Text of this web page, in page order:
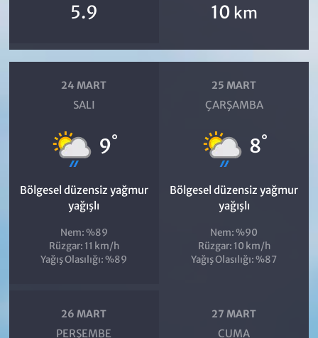
5.9 10 km
24 MART
SALI
9°
Bölgesel düzensiz yağmur
yağışlı
Nem: %89
Rüzgar: 11 km/h
Yağış Olasılığı: %89
25 MART
ÇARŞAMBA
8°
Bölgesel düzensiz yağmur
yağışlı
Nem: %90
Rüzgar: 10 km/h
Yağış Olasılığı: %87
26 MART
PERŞEMBE
27 MART
CUMA